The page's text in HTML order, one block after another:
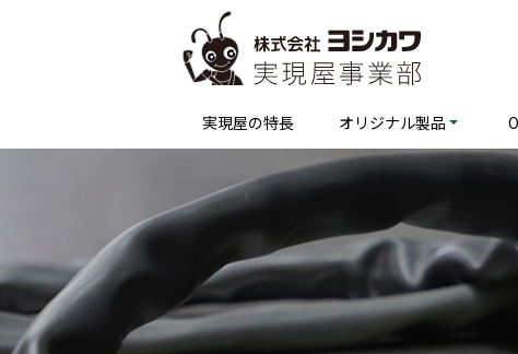
実現屋の特長 オリジナル製品